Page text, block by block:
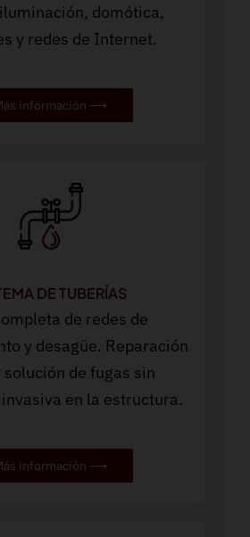
domótica,
y redes de Internet.
información ⟶
DE TUBERÍAS
de redes de
y desagüe. Reparación
de fugas sin
en la estructura.
información ⟶